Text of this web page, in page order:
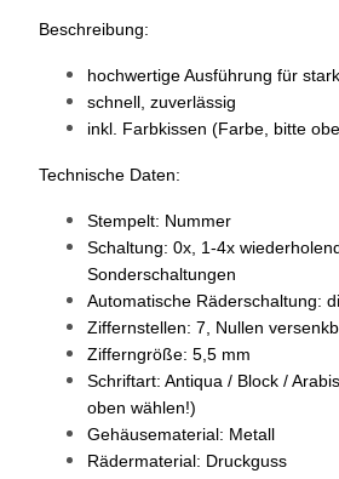
Beschreibung:
hochwertige Ausführung für
schnell, zuverlässig
inkl. Farbkissen (Farbe, bitte
Technische Daten:
Stempelt: Nummer
Schaltung: 0x, 1-4x
Sonderschaltungen
Automatische Räderschaltung:
Ziffernstellen: 7, Nullen
Zifferngröße: 5,5 mm
Schriftart: Antiqua / Block /
oben wählen!)
Gehäusematerial: Metall
Rädermaterial: Druckguss